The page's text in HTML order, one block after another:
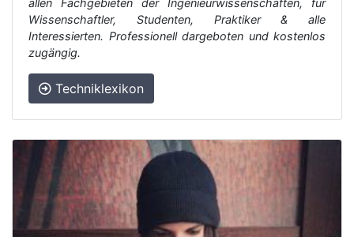
allen Fachgebieten der Ingenieurwissenschaften, für
Wissenschaftler, Studenten, Praktiker & alle
Interessierten. Professionell dargeboten und kostenlos
zugängig.
Techniklexikon